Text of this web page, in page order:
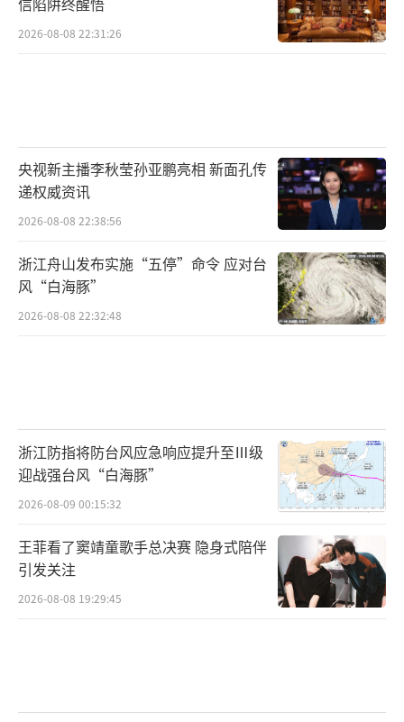
2026-08-08 22:31:26
央视新主播李秋莹孙亚鹏亮相 新面孔传
递权威资讯
2026-08-08 22:38:56
浙江舟山发布实施“五停”命令 应对台
风“白海豚”
2026-08-08 22:32:48
浙江防指将防台风应急响应提升至Ⅲ级
迎战强台风“白海豚”
2026-08-09 00:15:32
王菲看了窦靖童歌手总决赛 隐身式陪伴
引发关注
2026-08-08 19:29:45